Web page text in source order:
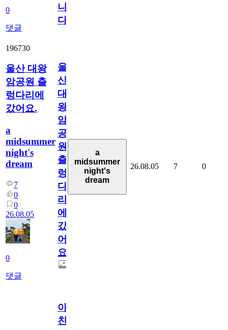
0
댓글
니
다
196730
울산 대왕
암공원 출
렁다리에
갔어요.
a
midsummer
night's
dream
7
0
0
26.08.05
0
댓글
울
산
대
왕
암
공
원
출
렁
다
리
에
갔
어
요.
a
midsummer
night's
dream
26.08.05 7 0
아.
친